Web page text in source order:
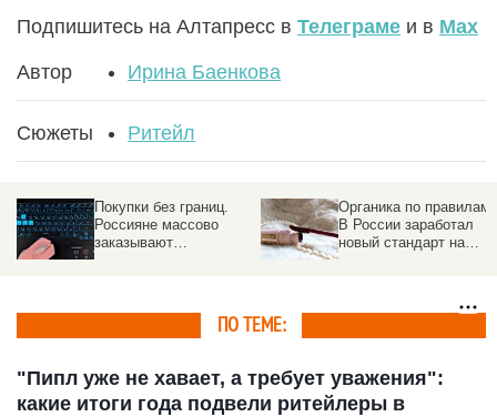
Подпишитесь на Алтапресс в Телеграме и в Max
Автор Ирина Баенкова
Сюжеты Ритейл
Покупки без границ.
Россияне массово
заказывают
Органика по правилам.
В России заработал
новый стандарт на
ПО ТЕМЕ:
"Пипл уже не хавает, а требует уважения":
какие итоги года подвели ритейлеры в